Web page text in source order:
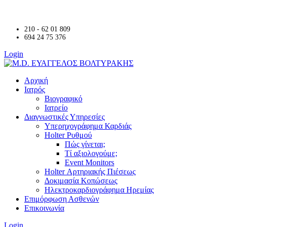
210 - 62 01 809
694 24 75 376
Login
Αρχική
Ιατρός
Βιογραφικό
Ιατρείο
Διαγνωστικές Υπηρεσίες
Υπερηχογράφημα Καρδιάς
Holter Ρυθμού
Πώς γίνεται;
Τί αξιολογούμε;
Event Monitors
Holter Αρτηριακής Πιέσεως
Δοκιμασία Κοπώσεως
Ηλεκτροκαρδιογράφημα Ηρεμίας
Επιμόρφωση Ασθενών
Επικοινωνία
Login